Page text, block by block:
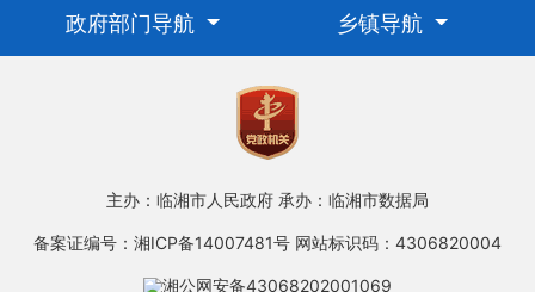
政府部门导航
乡镇导航
主办：临湘市人民政府 承办：临湘市数据局
备案证编号：湘ICP备14007481号 网站标识码：4306820004
湘公网安备43068202001069